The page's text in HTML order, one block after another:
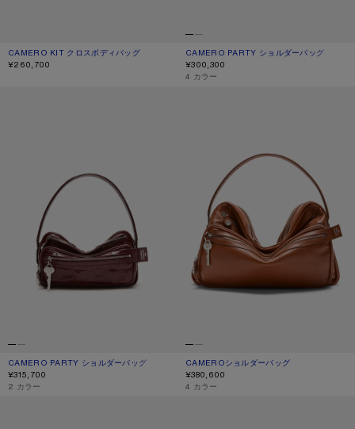
CAMERO KIT クロスボディバッグ
現在の色： パンプキンオレンジ
価格: ¥260,700.
¥260,700
CAMERO PARTY ショルダーバッグ
現在の色： コニャックブラウン
価格: ¥300,300.
¥300,300
,4 カラー
CAMERO PARTY ショルダーバッグ
現在の色： バーガンディ
価格: ¥315,700.
¥315,700
,2 カラー
CAMEROショルダーバッグ
現在の色： コニャックブラウン
価格: ¥380,600.
¥380,600
,4 カラー